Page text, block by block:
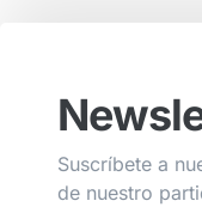
Suscríbete a
de nuestro